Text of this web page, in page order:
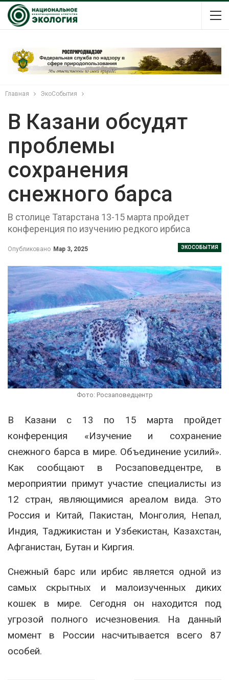
Главная ЭкоСобытия
В Казани обсудят
проблемы
сохранения
снежного барса
В столице Татарстана 13-15 марта пройдет
конференция по изучению редкого ирбиса
ЭКОСОБЫТИЯ
Опубликовано Мар 3, 2025
Фото: Росзаповедцентр
В Казани с 13 по 15 марта пройдет
конференция «Изучение и сохранение
снежного барса в мире. Объединение усилий».
Как сообщают в Росзаповедцентре, в
мероприятии примут участие специалисты из
12 стран, являющимися ареалом вида. Это
Россия и Китай, Пакистан, Монголия, Непал,
Индия, Таджикистан и Узбекистан, Казахстан,
Афганистан, Бутан и Киргия.
Снежный барс или ирбис является одной из
самых скрытных и малоизученных диких
кошек в мире. Сегодня он находится под
угрозой полного исчезновения. На данный
момент в России насчитывается всего 87
особей.